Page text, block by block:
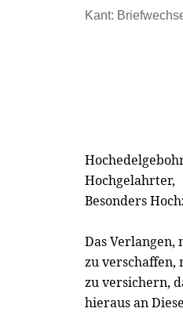
Kant:
Hochgelahrter,
Besonders
Das
zu verschaffen,
zu versichern,
hieraus an